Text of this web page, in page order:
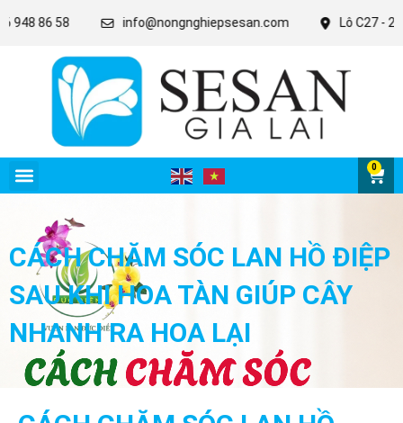
58 info@nongnghiepsesan.com Lô C27 - 28 - 31
0
CÁCH CHĂM SÓC LAN HỒ ĐIỆP
SAU KHI HOA TÀN GIÚP CÂY
NHANH RA HOA LẠI